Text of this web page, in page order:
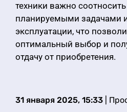
техники важно
планируемыми задачами
эксплуатации, что
оптимальный выбор и
отдачу от приобретения.
31 января 2025, 15:33 |